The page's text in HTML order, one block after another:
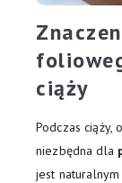
ciąży
Podczas ciąży,
niezbędna dla
jest naturalnym